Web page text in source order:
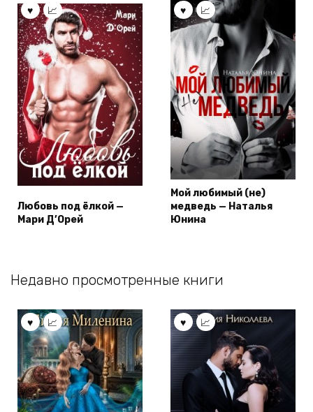
Любовь под ёлкой —
Мари Д’Орей
Мой любимый (не)
медведь — Наталья
Юнина
Недавно просмотренные книги